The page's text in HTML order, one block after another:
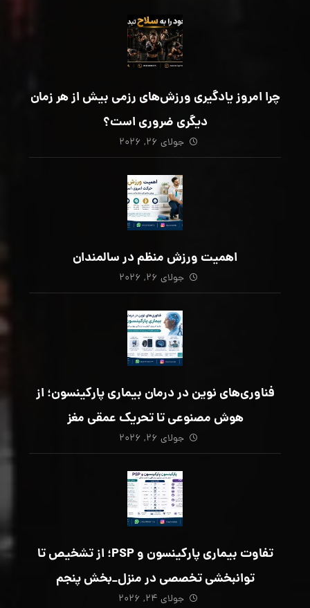
چرا امروز یادگیری ورزش‌های رزمی بیش از هر زمان
دیگری ضروری است؟
جولای ۲۶, ۲۰۲۶
اهمیت ورزش منظم در سالمندان
جولای ۲۶, ۲۰۲۶
فناوری‌های نوین در درمان بیماری پارکینسون؛ از
هوش مصنوعی تا تحریک عمقی مغز
جولای ۲۶, ۲۰۲۶
تفاوت بیماری پارکینسون و PSP؛ از تشخیص تا
توانبخشی تخصصی در منزل_بخش پنجم
جولای ۲۴, ۲۰۲۶